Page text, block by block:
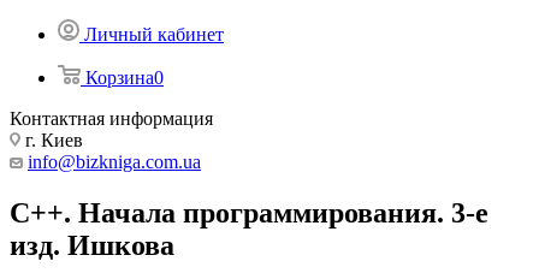
Личный кабинет
Корзина0
Контактная информация
г. Киев
info@bizkniga.com.ua
C++. Начала программирования. 3-е
изд. Ишкова